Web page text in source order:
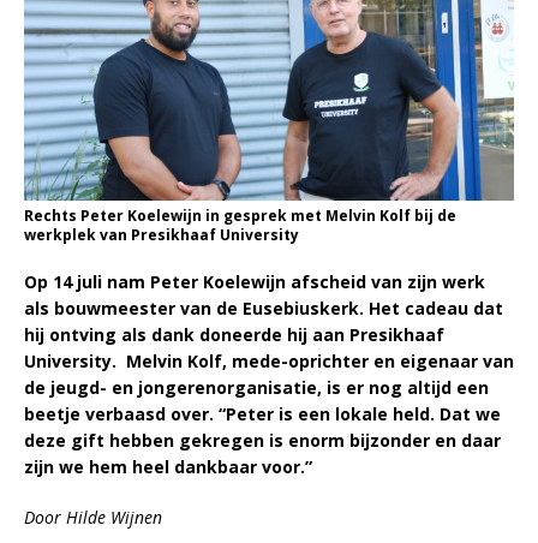
Rechts Peter Koelewijn in gesprek met Melvin Kolf bij de
werkplek van Presikhaaf University
Op 14 juli nam Peter Koelewijn afscheid van zijn werk
als bouwmeester van de Eusebiuskerk. Het cadeau dat
hij ontving als dank doneerde hij aan Presikhaaf
University. Melvin Kolf, mede-oprichter en eigenaar van
de jeugd- en jongerenorganisatie, is er nog altijd een
beetje verbaasd over. “Peter is een lokale held. Dat we
deze gift hebben gekregen is enorm bijzonder en daar
zijn we hem heel dankbaar voor.”
Door Hilde Wijnen